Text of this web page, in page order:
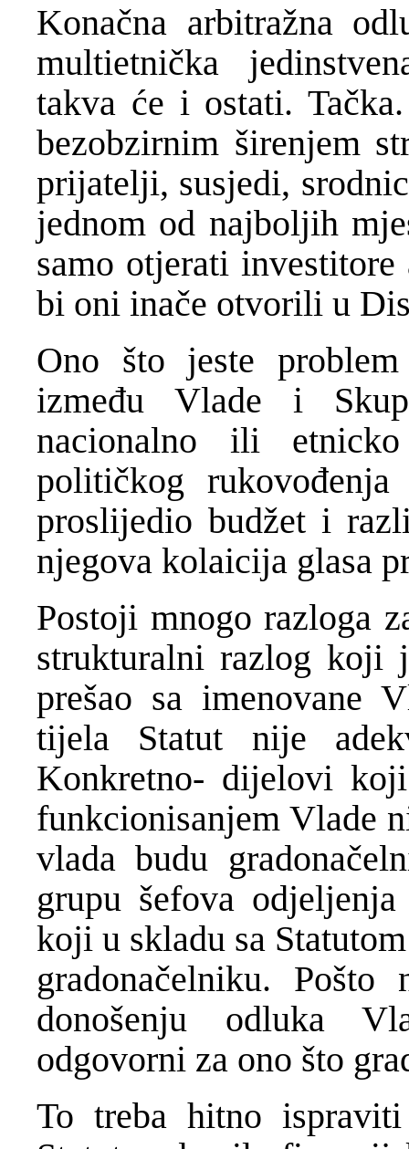
Konačna arbitražna
multietnička
takva će i ostati.
bezobzirnim širenjem
prijatelji, susjedi,
jednom od najboljih
samo otjerati
bi oni inače otvorili u
Ono što jeste
između Vlade i
nacionalno ili
političkog
proslijedio budžet i
njegova kolaicija glasa
Postoji mnogo razloga
strukturalni razlog koji
prešao sa imenovane
tijela Statut nije
Konkretno- dijelovi
funkcionisanjem Vlade
vlada budu
grupu šefova
koji u skladu sa
gradonačelniku.
donošenju odluka
odgovorni za ono što
To treba hitno